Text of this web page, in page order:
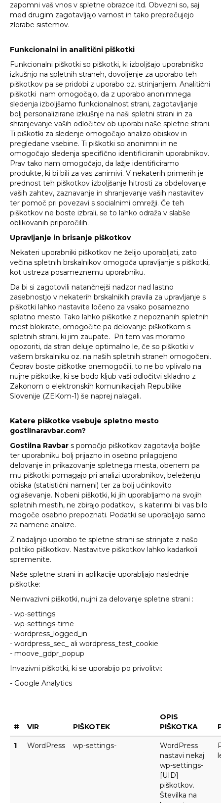
zapomni vaš vnos v spletne obrazce itd. Obvezni so, saj
med drugim zagotavljajo varnost in tako preprečujejo
zlorabe sistemov.
Funkcionalni in analitični piškotki
Funkcionalni piškotki so piškotki, ki izboljšajo uporabniško
izkušnjo na spletnih straneh, dovoljenje za uporabo teh
piškotkov pa se pridobi z uporabo oz. strinjanjem. Analitični
piškotki nam omogočajo, da z uporabo anonimnega
sledenja izboljšamo funkcionalnost strani, zagotavljanje
bolj personalizirane izkušnje na naši spletni strani in za
shranjevanje vaših odločitev ob uporabi naše spletne strani.
Ti piškotki za sledenje omogočajo analizo obiskov in
pregledane vsebine. Ti piškotki so anonimni in ne
omogočajo sledenja specifično identificiranih uporabnikov.
Prav tako nam omogočajo, da lažje identificiramo
produkte, ki bi bili za vas zanimivi. V nekaterih primerih je
prednost teh piškotkov izboljšanje hitrosti za obdelovanje
vaših zahtev, zaznavanje in shranjevanje vaših nastavitev
ter pomoč pri povezavi s socialnimi omrežji. Če teh
piškotkov ne boste izbrali, se to lahko odraža v slabše
oblikovanih priporočilih.
Upravljanje in brisanje piškotkov
Nekateri uporabniki piškotkov ne želijo uporabljati, zato
večina spletnih brskalnikov omogoča upravljanje s piškotki,
kot ustreza posameznemu uporabniku.
Da bi si zagotovili natančnejši nadzor nad lastno
zasebnostjo v nekaterih brskalnikih pravila za upravljanje s
piškotki lahko nastavite ločeno za vsako posamezno
spletno mesto. Tako lahko piškotke z nepoznanih spletnih
mest blokirate, omogočite pa delovanje piškotkom s
spletnih strani, ki jim zaupate. Pri tem vas moramo
opozoriti, da stran deluje optimalno le, če so piškotki v
vašem brskalniku oz. na naših spletnih straneh omogočeni.
Čeprav boste piškotke onemogočili, to ne bo vplivalo na
nujne piškotke, ki se bodo kljub vaši odločitvi skladno z
Zakonom o elektronskih komunikacijah Republike
Slovenije (ZEKom-1) še naprej nalagali.
Katere piškotke vsebuje spletno mesto
gostilnaravbar.com?
Gostilna Ravbar s pomočjo piškotkov zagotavlja boljše
ter uporabniku bolj prijazno in osebno prilagojeno
delovanje in prikazovanje spletnega mesta, obenem pa
mu piškotki pomagajo pri analizi uporabnikov, beleženju
obiska (statistični nameni) ter za bolj učinkovito
oglaševanje. Nobeni piškotki, ki jih uporabljamo na svojih
spletnih mestih, ne zbirajo podatkov, s katerimi bi vas bilo
mogoče osebno prepoznati. Podatki se uporabljajo samo
za namene analize.
Z nadaljnjo uporabo te spletne strani se strinjate z našo
politiko piškotkov. Nastavitve piškotkov lahko kadarkoli
spremenite.
Naše spletne strani in aplikacije uporabljajo naslednje
piškotke:
Neinvazivni piškotki, nujni za delovanje spletne strani :
- wp-settings
- wp-settings-time
- wordpress_logged_in
- wordpress_sec_ ali wordpress_test_cookie
- moove_gdpr_popup
Invazivni piškotki, ki se uporabijo po privolitvi:
- Google Analytics
# VIR PIŠKOTEK
OPIS
PIŠKOTKA
1 WordPress wp-settings-
WordPress
nastavi nekaj
wp-settings-
[UID]
piškotkov.
Številka na